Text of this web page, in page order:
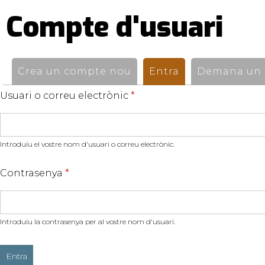
Compte d'usuari
Pestanyes
primàries
Crea un compte nou Entra (pestanya
Demana
Usuari o correu electrònic *
Introduïu el vostre nom d'usuari o correu electrònic.
Contrasenya *
Introduïu la contrasenya per al vostre nom d'usuari.